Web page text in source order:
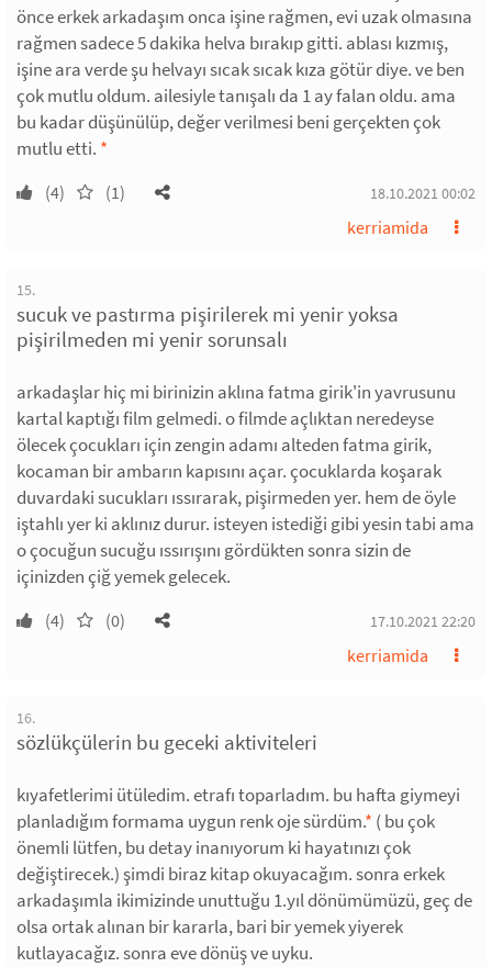
önce erkek arkadaşım onca işine rağmen, evi uzak olmasına
rağmen sadece 5 dakika helva bırakıp gitti. ablası kızmış,
işine ara verde şu helvayı sıcak sıcak kıza götür diye. ve ben
çok mutlu oldum. ailesiyle tanışalı da 1 ay falan oldu. ama
bu kadar düşünülüp, değer verilmesi beni gerçekten çok
mutlu etti. *
(4) (1) 18.10.2021 00:02
kerriamida
15.
sucuk ve pastırma pişirilerek mi yenir yoksa
pişirilmeden mi yenir sorunsalı
arkadaşlar hiç mi birinizin aklına fatma girik'in yavrusunu
kartal kaptığı film gelmedi. o filmde açlıktan neredeyse
ölecek çocukları için zengin adamı alteden fatma girik,
kocaman bir ambarın kapısını açar. çocuklarda koşarak
duvardaki sucukları ıssırarak, pişirmeden yer. hem de öyle
iştahlı yer ki aklınız durur. isteyen istediği gibi yesin tabi ama
o çocuğun sucuğu ıssırışını gördükten sonra sizin de
içinizden çiğ yemek gelecek.
(4) (0) 17.10.2021 22:20
kerriamida
16.
sözlükçülerin bu geceki aktiviteleri
kıyafetlerimi ütüledim. etrafı toparladım. bu hafta giymeyi
planladığım formama uygun renk oje sürdüm.* ( bu çok
önemli lütfen, bu detay inanıyorum ki hayatınızı çok
değiştirecek.) şimdi biraz kitap okuyacağım. sonra erkek
arkadaşımla ikimizinde unuttuğu 1.yıl dönümümüzü, geç de
olsa ortak alınan bir kararla, bari bir yemek yiyerek
kutlayacağız. sonra eve dönüş ve uyku.